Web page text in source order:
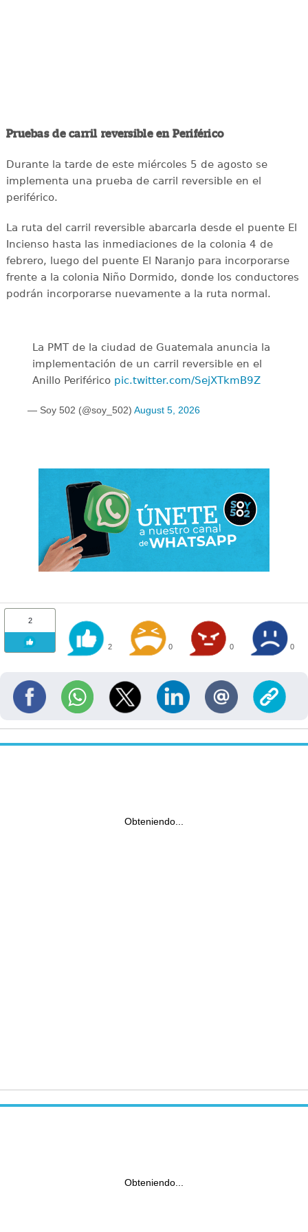
Pruebas de carril reversible en Periférico
Durante la tarde de este miércoles 5 de agosto se
implementa una prueba de carril reversible en el
periférico.
La ruta del carril reversible abarcarla desde el puente El
Incienso hasta las inmediaciones de la colonia 4 de
febrero, luego del puente El Naranjo para incorporarse
frente a la colonia Niño Dormido, donde los conductores
podrán incorporarse nuevamente a la ruta normal.
La PMT de la ciudad de Guatemala anuncia la
implementación de un carril reversible en el
Anillo Periférico pic.twitter.com/SejXTkmB9Z
— Soy 502 (@soy_502) August 5, 2026
2
2 0 0 0
Obteniendo...
Obteniendo...